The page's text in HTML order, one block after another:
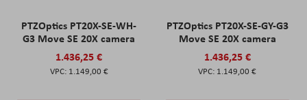
PTZOptics PT20X-SE-WH-
G3 Move SE 20X camera
1.436,25 €
1.149,00 €
PTZOptics PT20X-SE-GY-G3
Move SE 20X camera
1.436,25 €
1.149,00 €